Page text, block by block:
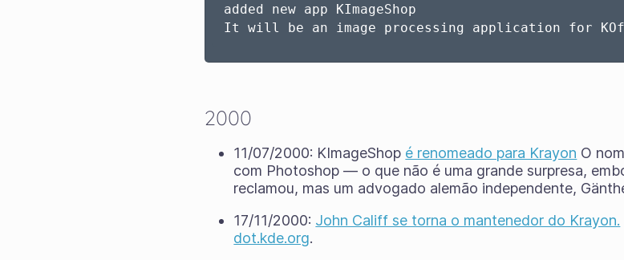
added new app KImageShop
2000
11/07/2000: KImageShop é renomeado para Krayon O
com Photoshop — o que não é uma grande surpresa,
reclamou, mas um advogado alemão independente,
17/11/2000: John Califf se torna o mantenedor do Krayon.
dot.kde.org.